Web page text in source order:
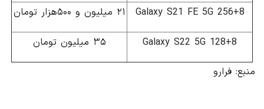
Galaxy S21 FE 5G 256+8 ۲۱ میلیون و ۵۰۰هزار تومان
Galaxy S22 5G 128+8 ۳۵ میلیون تومان
منبع: فرارو